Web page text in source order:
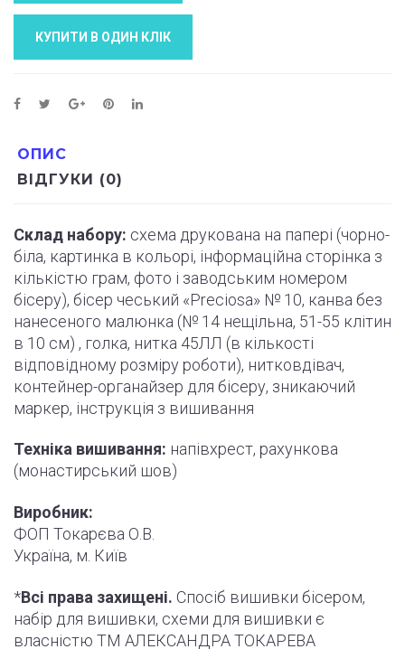
КУПИТИ В ОДИН КЛIК
ОПИС
ВІДГУКИ (0)
Склад набору: схема друкована на папері (чорно-
біла, картинка в кольорі, інформаційна сторінка з
кількістю грам, фото і заводським номером
бісеру), бісер чеський «Preciosa» № 10, канва без
нанесеного малюнка (№ 14 нещільна, 51-55 клітин
в 10 см) , голка, нитка 45ЛЛ (в кількості
відповідному розміру роботи), нитковдівач,
контейнер-органайзер для бісеру, зникаючий
маркер, інструкція з вишивання
Техніка вишивання: напівхрест, рахункова
(монастирський шов)
Виробник:
ФОП Токарєва О.В.
Україна, м. Київ
*Всі права захищені. Спосіб вишивки бісером,
набір для вишивки, схеми для вишивки є
власністю ТМ АЛЕКСАНДРА ТОКАРЕВА